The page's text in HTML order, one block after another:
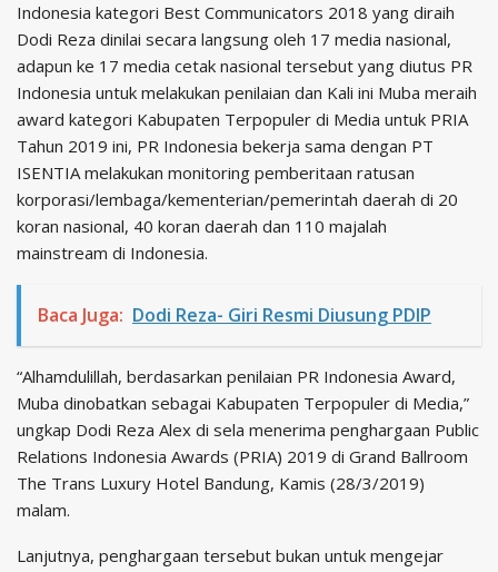
Indonesia kategori Best Communicators 2018 yang diraih
Dodi Reza dinilai secara langsung oleh 17 media nasional,
adapun ke 17 media cetak nasional tersebut yang diutus PR
Indonesia untuk melakukan penilaian dan Kali ini Muba meraih
award kategori Kabupaten Terpopuler di Media untuk PRIA
Tahun 2019 ini, PR Indonesia bekerja sama dengan PT
ISENTIA melakukan monitoring pemberitaan ratusan
korporasi/lembaga/kementerian/pemerintah daerah di 20
koran nasional, 40 koran daerah dan 110 majalah
mainstream di Indonesia.
Baca Juga: Dodi Reza- Giri Resmi Diusung PDIP
“Alhamdulillah, berdasarkan penilaian PR Indonesia Award,
Muba dinobatkan sebagai Kabupaten Terpopuler di Media,”
ungkap Dodi Reza Alex di sela menerima penghargaan Public
Relations Indonesia Awards (PRIA) 2019 di Grand Ballroom
The Trans Luxury Hotel Bandung, Kamis (28/3/2019)
malam.
Lanjutnya, penghargaan tersebut bukan untuk mengejar